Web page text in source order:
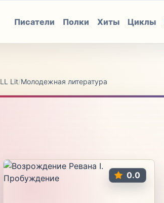
Писатели Полки Хиты Циклы
LL Lit/Молодежная литература
0.0